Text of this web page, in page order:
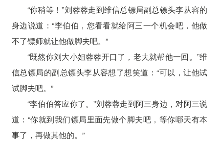
“你稍等！”刘蓉蓉走到维信总镖局副总镖头李从容的
身边说道：“李伯伯，您看看就给阿三一个机会吧，他做
不了镖师就让他做脚夫吧。”
“既然你刘大小姐蓉蓉开口了，老夫就帮他一回。”维
信总镖局的副总镖头李从容想了想笑道：“可以，让他试
试脚夫吧。”
“李伯伯答应你了。”刘蓉蓉走到阿三身边，对阿三说
道：“你就到我们镖局里面先做个脚夫吧，等你哪天有本
事了，再做其他的。”